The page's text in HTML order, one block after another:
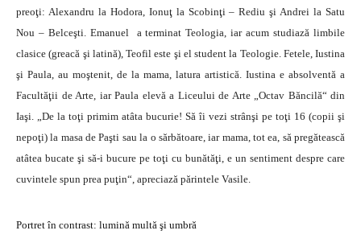
preoţi: Alexandru la Hodora, Ionuţ la Scobinţi – Rediu şi Andrei la Satu
Nou – Belceşti. Emanuel a terminat Teologia, iar acum studiază limbile
clasice (greacă şi latină), Teofil este şi el student la Teologie. Fetele, Iustina
şi Paula, au moştenit, de la mama, latura artistică. Iustina e absolventă a
Facultăţii de Arte, iar Paula elevă a Liceului de Arte „Octav Băncilă“ din
Iaşi. „De la toţi primim atâta bucurie! Să îi vezi strânşi pe toţi 16 (copii şi
nepoţi) la masa de Paşti sau la o sărbătoare, iar mama, tot ea, să pregătească
atâtea bucate şi să-i bucure pe toţi cu bunătăţi, e un sentiment despre care
cuvintele spun prea puţin“, apreciază părintele Vasile.
Portret în contrast: lumină multă şi umbră